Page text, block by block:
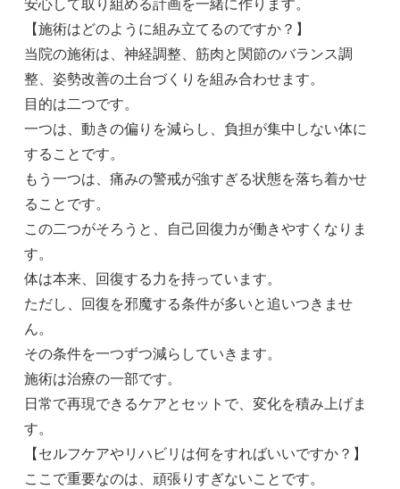
【施術はどのように組み立てるのですか？】
当院の施術は、神経調整、筋肉と関節のバランス調
整、姿勢改善の土台づくりを組み合わせます。
目的は二つです。
一つは、動きの偏りを減らし、負担が集中しない体に
することです。
もう一つは、痛みの警戒が強すぎる状態を落ち着かせ
ることです。
この二つがそろうと、自己回復力が働きやすくなりま
す。
体は本来、回復する力を持っています。
ただし、回復を邪魔する条件が多いと追いつきませ
ん。
その条件を一つずつ減らしていきます。
施術は治療の一部です。
日常で再現できるケアとセットで、変化を積み上げま
す。
【セルフケアやリハビリは何をすればいいですか？】
ここで重要なのは、頑張りすぎないことです。